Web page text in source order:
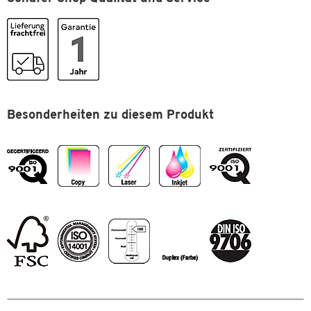
Premiumpapier für besondere Anlässe und externe
Geschäftspost
Geeignet für: Tagungspapier, Mailings, Diagramme,
Bedruckbar mit: InkJet, Laser & Copy
Beidseitig bedruckbar
Papiereigenschaften & Gütesiegel
Grammatur: 100 g/m²
Volumen: 1,2 cm³/g
Weißegrad: CIE 169 hochweiß
Oberfläche: ungestrichen
Verpackungseinheit: 1 Paket = 500 Blatt
Zertifikate: ISO 9001, ISO 9706, EN 12281, ISO 14001, OHSAS
VE
Weißegrad
Zertifikate
6730 , EU-Blume, ECF
Format (DIN) A4
Besonderheiten zu diesem Produkt